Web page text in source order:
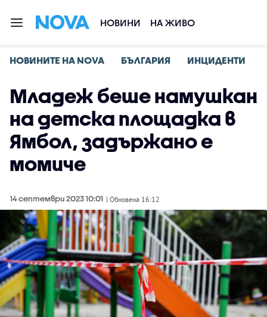
НОВИНИ НА ЖИВО
НОВИНИТЕ НА NOVA БЪЛГАРИЯ ИНЦИДЕНТИ
Младеж беше намушкан
на детска площадка в
Ямбол, задържано е
момиче
14 септември 2023 10:01 | Обновена 16:12